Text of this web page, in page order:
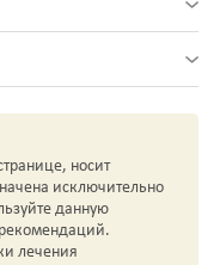
носит
исключительно
данную
лечения